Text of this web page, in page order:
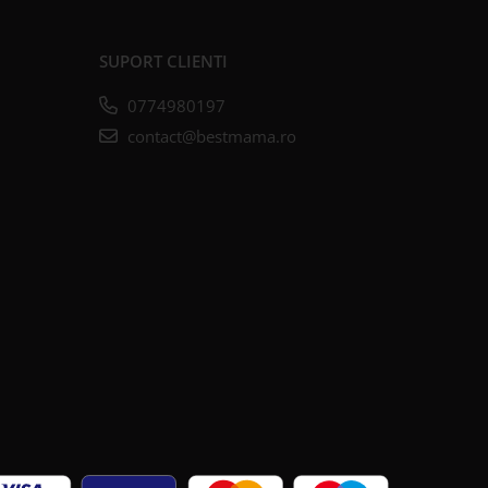
SUPORT CLIENTI
0774980197
contact@bestmama.ro